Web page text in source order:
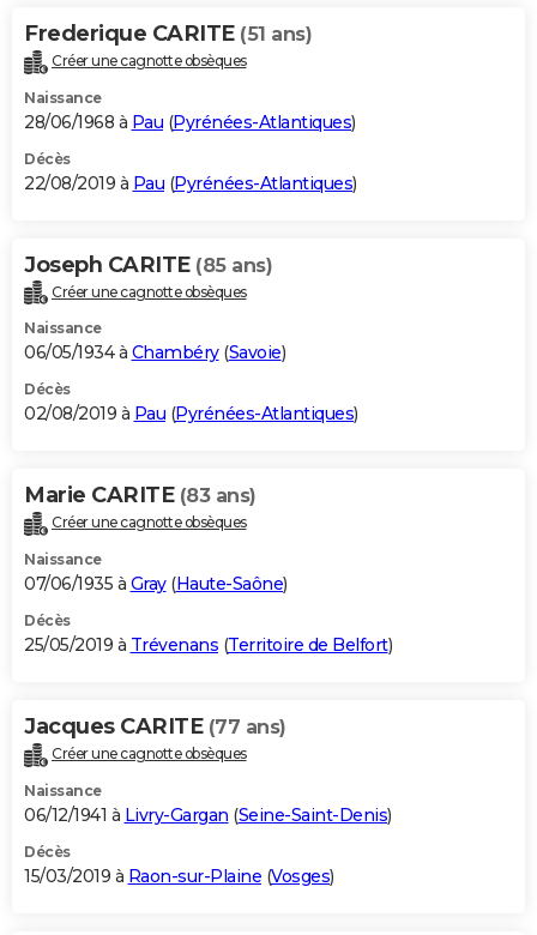
Frederique CARITE (51 ans)
Créer une cagnotte obsèques
Naissance
28/06/1968 à Pau (Pyrénées-Atlantiques)
Décès
22/08/2019 à Pau (Pyrénées-Atlantiques)
Joseph CARITE (85 ans)
Créer une cagnotte obsèques
Naissance
06/05/1934 à Chambéry(Savoie)
Décès
02/08/2019 à Pau (Pyrénées-Atlantiques)
Marie CARITE (83 ans)
Créer une cagnotte obsèques
Naissance
07/06/1935 à Gray(Haute-Saône)
Décès
25/05/2019 à Trévenans (Territoire de Belfort)
Jacques CARITE (77 ans)
Créer une cagnotte obsèques
Naissance
06/12/1941 à Livry-Gargan (Seine-Saint-Denis)
Décès
15/03/2019 à Raon-sur-Plaine (Vosges)